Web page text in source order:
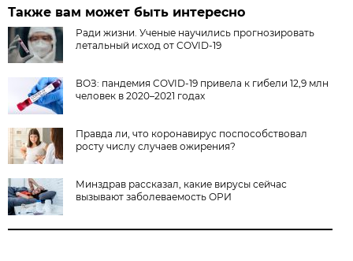
Также вам может быть интересно
Ради жизни. Ученые научились прогнозировать
летальный исход от COVID-19
ВОЗ: пандемия COVID-19 привела к гибели 12,9 млн
человек в 2020–2021 годах
Правда ли, что коронавирус поспособствовал
росту числу случаев ожирения?
Минздрав рассказал, какие вирусы сейчас
вызывают заболеваемость ОРИ